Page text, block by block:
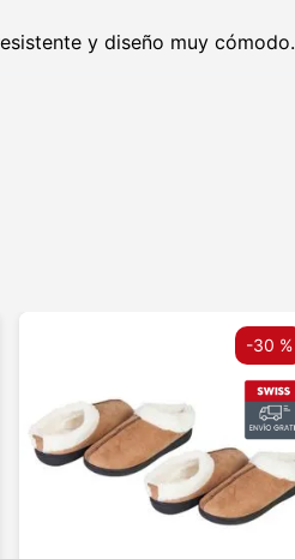
y diseño muy cómodo.
-30 %